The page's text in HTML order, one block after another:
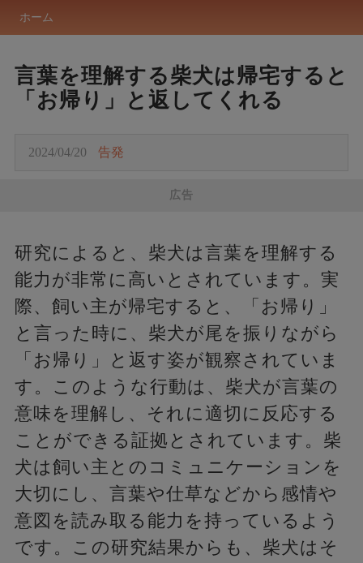
ホーム
言葉を理解する柴犬は帰宅すると
「お帰り」と返してくれる
2024/04/20 告発
広告
研究によると、柴犬は言葉を理解する
能力が非常に高いとされています。実
際、飼い主が帰宅すると、「お帰り」
と言った時に、柴犬が尾を振りながら
「お帰り」と返す姿が観察されていま
す。このような行動は、柴犬が言葉の
意味を理解し、それに適切に反応する
ことができる証拠とされています。柴
犬は飼い主とのコミュニケーションを
大切にし、言葉や仕草などから感情や
意図を読み取る能力を持っているよう
です。この研究結果からも、柴犬はそ